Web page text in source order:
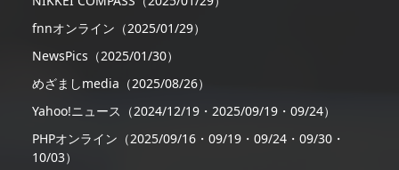
fnnオンライン（2025/01/29）
NewsPics（2025/01/30）
めざましmedia（2025/08/26）
Yahoo!ニュース（2024/12/19・2025/09/19・09/24）
PHPオンライン（2025/09/16・09/19・09/24・09/30・
10/03）